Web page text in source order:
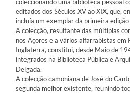
editados dos Séculos XV ao XIX, que,
incluía um exemplar da primeira edição
A colecção, resultante das múltiplas
nos Açores e a vários alfarrabistas em
Inglaterra, constitui, desde Maio de
integrados na Biblioteca Pública e
Delgada.
A colecção camoniana de José do
segunda melhor existente, reunindo